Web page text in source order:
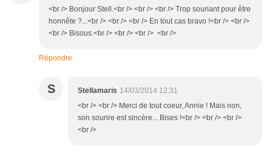
<br /> Bonjour Stell.<br /> <br /> <br /> Trop souriant pour être
honnête ?...<br /> <br /> <br /> En tout cas bravo !<br /> <br />
<br /> Bisous.<br /> <br /> <br /> <br />
Répondre
S Stellamaris 14/03/2014 12:31
<br /> <br /> Merci de tout coeur, Annie ! Mais non,
son sourire est sincère... Bises !<br /> <br /> <br />
<br />